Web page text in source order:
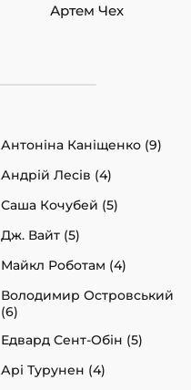
Артем Чех
Антоніна Каніщенко (9)
Андрій Лесів (4)
Саша Кочубей (5)
Дж. Вайт (5)
Майкл Роботам (4)
Володимир Островський
(6)
Едвард Сент-Обін (5)
Арі Турунен (4)